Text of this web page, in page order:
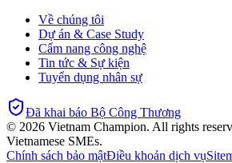
Về chúng tôi
Dự án & Case Study
Cẩm nang công nghệ
Tin tức & Sự kiện
Tuyển dụng nhân sự
Đã khai báo Bộ Công Thương
© 2026 Vietnam Champion. All rights
Vietnamese SMEs.
Chính sách bảo mậtĐiều khoản dịch vụ